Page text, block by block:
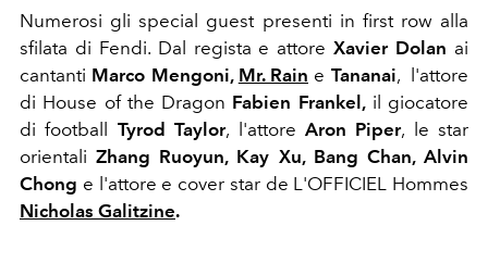
Numerosi gli special guest presenti in first row alla
sfilata di Fendi. Dal regista e attoreXavier Dolan ai
cantanti Marco Mengoni, Mr. Rain e Tananai, l'attore
di House of the Dragon Fabien Frankel,il giocatore
di football Tyrod Taylor, l'attore Aron Piper, le star
orientaliZhang Ruoyun, Kay Xu, Bang Chan, Alvin
Chong e l'attore e cover star de L'OFFICIEL Hommes
Nicholas Galitzine.